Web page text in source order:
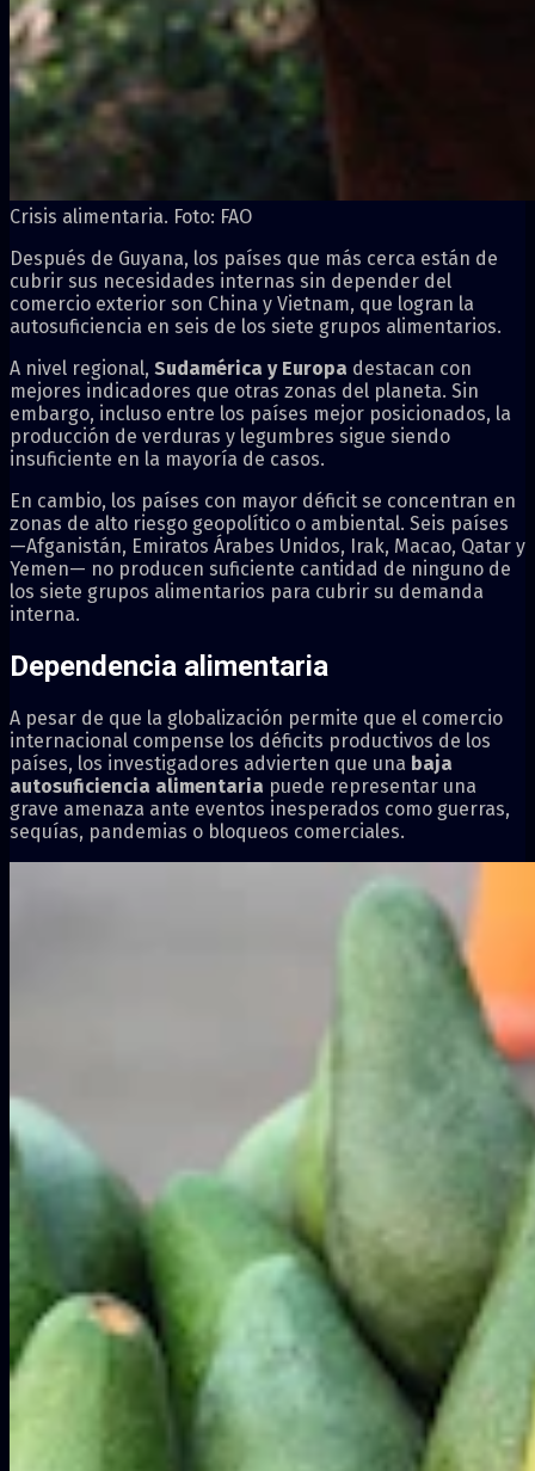
Crisis alimentaria. Foto: FAO
Después de Guyana, los países que más cerca están de
cubrir sus necesidades internas sin depender del
comercio exterior son China y Vietnam, que logran la
autosuficiencia en seis de los siete grupos alimentarios.
A nivel regional, Sudamérica y Europa destacan con
mejores indicadores que otras zonas del planeta. Sin
embargo, incluso entre los países mejor posicionados, la
producción de verduras y legumbres sigue siendo
insuficiente en la mayoría de casos.
En cambio, los países con mayor déficit se concentran en
zonas de alto riesgo geopolítico o ambiental. Seis países
—Afganistán, Emiratos Árabes Unidos, Irak, Macao, Qatar y
Yemen— no producen suficiente cantidad de ninguno de
los siete grupos alimentarios para cubrir su demanda
interna.
Dependencia alimentaria
A pesar de que la globalización permite que el comercio
internacional compense los déficits productivos de los
países, los investigadores advierten que una baja
autosuficiencia alimentaria puede representar una
grave amenaza ante eventos inesperados como guerras,
sequías, pandemias o bloqueos comerciales.